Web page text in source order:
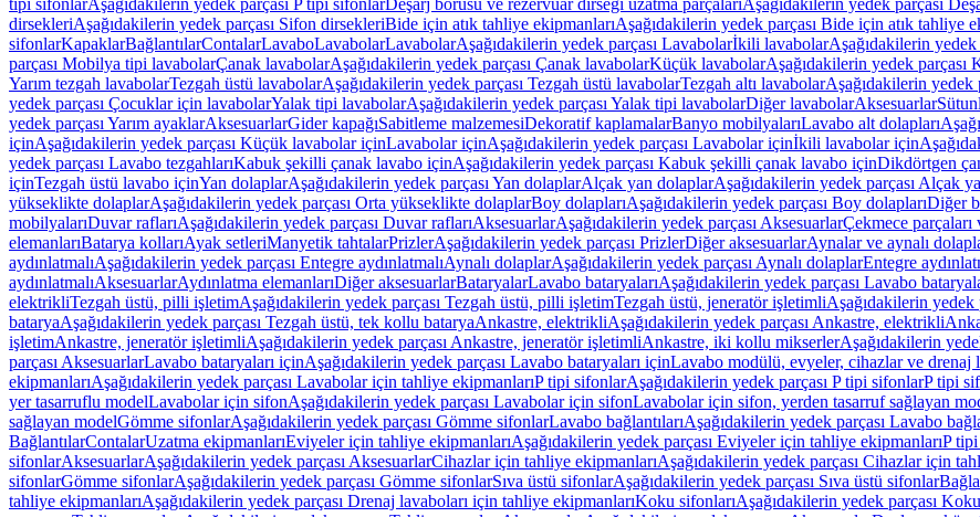
tipi sifonlarAşağıdakilerin yedek parçası P tipi sifonlarDeşarj borusu ve rezervuar dirseği uzatma parçalarıAşağıdakilerin yedek parçası
dirsekleriAşağıdakilerin yedek parçası Sifon dirsekleriBide için atık tahliye ekipmanlarıAşağıdakilerin yedek parçası Bide için atık tahliye
sifonlarKapaklarBağlantılarContalarLavaboLavabolarLavabolarAşağıdakilerin yedek parçası Lavabolarİkili lavabolarAşağıdakilerin
parçası Mobilya tipi lavabolarÇanak lavabolarAşağıdakilerin yedek parçası Çanak lavabolarKüçük lavabolarAşağıdakilerin yedek parçası
Yarım tezgah lavabolarTezgah üstü lavabolarAşağıdakilerin yedek parçası Tezgah üstü lavabolarTezgah altı lavabolarAşağıdakilerin yedek
yedek parçası Çocuklar için lavabolarYalak tipi lavabolarAşağıdakilerin yedek parçası Yalak tipi lavabolarDiğer lavabolarAksesuarlar
yedek parçası Yarım ayaklarAksesuarlarGider kapağıSabitleme malzemesiDekoratif kaplamalarBanyo mobilyalarıLavabo alt dolapları
içinAşağıdakilerin yedek parçası Küçük lavabolar içinLavabolar içinAşağıdakilerin yedek parçası Lavabolar içinİkili lavabolar için
yedek parçası Lavabo tezgahlarıKabuk şekilli çanak lavabo içinAşağıdakilerin yedek parçası Kabuk şekilli çanak lavabo içinDikdörtgen
içinTezgah üstü lavabo içinYan dolaplarAşağıdakilerin yedek parçası Yan dolaplarAlçak yan dolaplarAşağıdakilerin yedek parçası Alçak
yükseklikte dolaplarAşağıdakilerin yedek parçası Orta yükseklikte dolaplarBoy dolaplarıAşağıdakilerin yedek parçası Boy dolaplarıDiğer
mobilyalarıDuvar raflarıAşağıdakilerin yedek parçası Duvar raflarıAksesuarlarAşağıdakilerin yedek parçası AksesuarlarÇekmece parçaları
elemanlarıBatarya kollarıAyak setleriManyetik tahtalarPrizlerAşağıdakilerin yedek parçası PrizlerDiğer aksesuarlarAynalar ve aynalı
aydınlatmalıAşağıdakilerin yedek parçası Entegre aydınlatmalıAynalı dolaplarAşağıdakilerin yedek parçası Aynalı dolaplarEntegre
aydınlatmalıAksesuarlarAydınlatma elemanlarıDiğer aksesuarlarBataryalarLavabo bataryalarıAşağıdakilerin yedek parçası Lavabo
elektrikliTezgah üstü, pilli işletimAşağıdakilerin yedek parçası Tezgah üstü, pilli işletimTezgah üstü, jeneratör işletimliAşağıdakilerin yedek
bataryaAşağıdakilerin yedek parçası Tezgah üstü, tek kollu bataryaAnkastre, elektrikliAşağıdakilerin yedek parçası Ankastre, elektrikli
işletimAnkastre, jeneratör işletimliAşağıdakilerin yedek parçası Ankastre, jeneratör işletimliAnkastre, iki kollu mikserlerAşağıdakilerin
parçası AksesuarlarLavabo bataryaları içinAşağıdakilerin yedek parçası Lavabo bataryaları içinLavabo modülü, evyeler, cihazlar ve drenaj
ekipmanlarıAşağıdakilerin yedek parçası Lavabolar için tahliye ekipmanlarıP tipi sifonlarAşağıdakilerin yedek parçası P tipi sifonlarP tipi
yer tasarruflu modelLavabolar için sifonAşağıdakilerin yedek parçası Lavabolar için sifonLavabolar için sifon, yerden tasarruf sağlayan
sağlayan modelGömme sifonlarAşağıdakilerin yedek parçası Gömme sifonlarLavabo bağlantılarıAşağıdakilerin yedek parçası Lavabo
BağlantılarContalarUzatma ekipmanlarıEviyeler için tahliye ekipmanlarıAşağıdakilerin yedek parçası Eviyeler için tahliye ekipmanlarıP
sifonlarAksesuarlarAşağıdakilerin yedek parçası AksesuarlarCihazlar için tahliye ekipmanlarıAşağıdakilerin yedek parçası Cihazlar için
sifonlarGömme sifonlarAşağıdakilerin yedek parçası Gömme sifonlarSıva üstü sifonlarAşağıdakilerin yedek parçası Sıva üstü sifonlar
tahliye ekipmanlarıAşağıdakilerin yedek parçası Drenaj lavaboları için tahliye ekipmanlarıKoku sifonlarıAşağıdakilerin yedek parçası